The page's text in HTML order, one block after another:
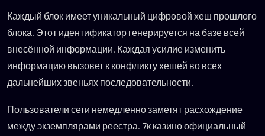
Каждый блок имеет уникальный цифровой хеш прошлого
блока. Этот идентификатор генерируется на базе всей
внесённой информации. Каждая усилие изменить
информацию вызовет к конфликту хешей во всех
дальнейших звеньях последовательности.
Пользователи сети немедленно заметят расхождение
между экземплярами реестра. 7к казино официальный